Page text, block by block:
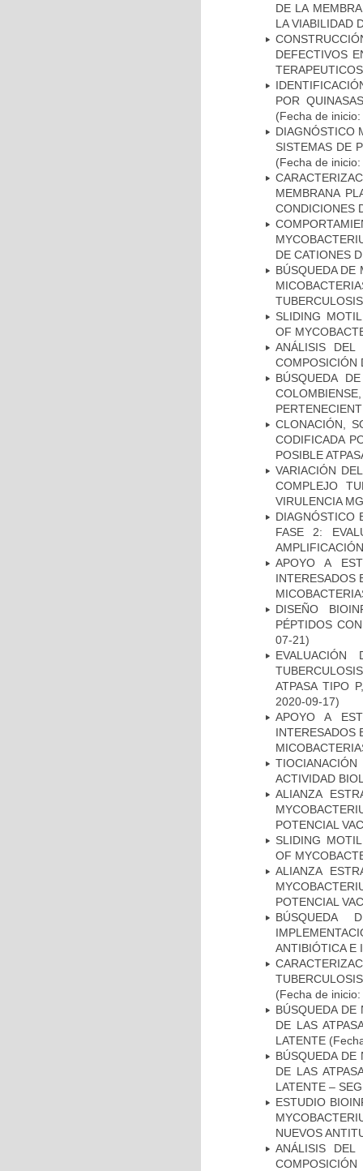
DE LA
LA VIABILIDAD
DEFECTIVOS
POR
(Fecha de
DIAGNÓSTICO
SISTEMAS DE
(Fecha de
MEMBRANA
CONDICIONES
DE CATIONES
BÚSQUEDA DE
SLIDING
OF
ANÁLISIS DEL
COMPOSICIÓN
BÚSQUEDA
CLONACIÓN,
CODIFICADA
POSIBLE
VARIACIÓN
COMPLEJO
VIRULENCIA
DIAGNÓSTICO
FASE 2:
APOYO A
INTERESADOS
DISEÑO
PÉPTIDOS
07-21)
ATPASA TIPO
2020-09-17)
APOYO A
INTERESADOS
ACTIVIDAD
ALIANZA
POTENCIAL
SLIDING
OF
ALIANZA
POTENCIAL
BÚSQUEDA
ANTIBIÓTICA E
(Fecha de
BÚSQUEDA DE
DE LAS
LATENTE
BÚSQUEDA DE
DE LAS
LATENTE –
ESTUDIO
NUEVOS
ANÁLISIS DEL